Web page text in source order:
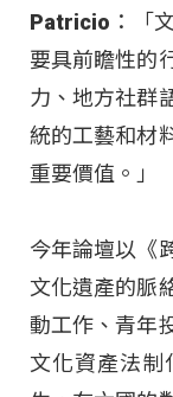
Patricio：「
要具前瞻性的
力、地方社群
統的工藝和材
重要價值。」
今年論壇以《
文化遺產的脈
動工作、青年
文化資產法制